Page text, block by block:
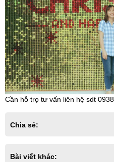
Cần hỗ trọ tư vấn liên hệ sdt
Chia sẻ:
Bài viết khác: